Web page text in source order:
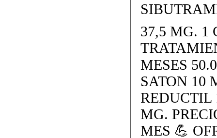
37,5 MG. 1
MESES
SATON 10
REDUCTIL
MG.
MES 💪